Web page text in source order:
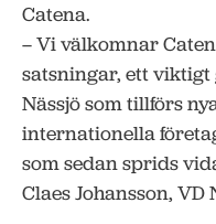
Catena.
– Vi välkomnar
satsningar, ett
Nässjö som tillförs
internationella
som sedan sprids
Claes Johansson,